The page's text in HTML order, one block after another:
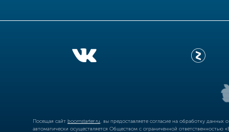
Посещая сайт boomstarter.ru , вы предоставляете согласие на обработку
автоматически осуществляется Обществом с ограниченной